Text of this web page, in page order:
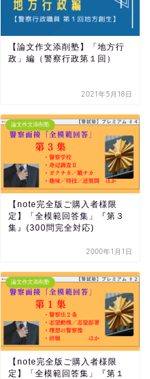
【論文作文添削塾】「地方行
政」編（警察行政第１回）
2021年5月18日
論文作文添削塾
【note完全版ご購入者様限
定】「全模範回答集」『第３
集』(300問完全対応)
2000年1月1日
論文作文添削塾
【note完全版ご購入者様限
定】「全模範回答集」『第１